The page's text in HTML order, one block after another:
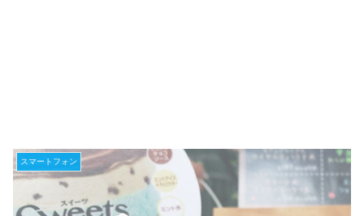
スマートフォン